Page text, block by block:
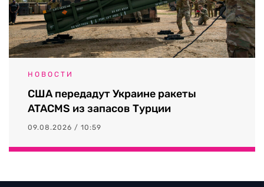
НОВОСТИ
США передадут Украине ракеты
ATACMS из запасов Турции
09.08.2026 / 10:59